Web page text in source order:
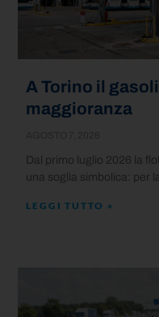
A Torino il
maggioranza
Dal primo luglio 2026 la
una soglia simbolica: per
LEGGI TUTTO »